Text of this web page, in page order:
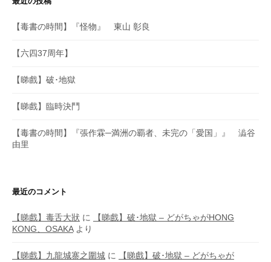
【毒書の時間】『怪物』 東山 彰良
【六四37周年】
【睇戲】破･地獄
【睇戲】臨時決鬥
【毒書の時間】『張作霖─満洲の覇者、未完の「愛国」』 澁谷
由里
最近のコメント
【睇戲】毒舌大狀 に
【睇戲】破･地獄 – どがちゃがHONG
KONG、OSAKAより
【睇戲】九龍城寨之圍城 に
【睇戲】破･地獄 – どがちゃが